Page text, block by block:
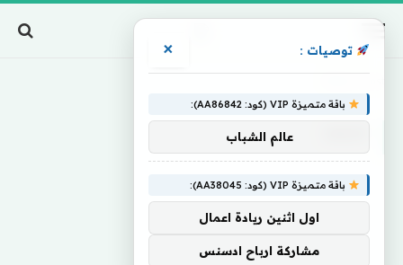
توصيات : ×
باقة متميزة VIP (كود: AA86842):
عالم الشباب
باقة متميزة VIP (كود: AA38045):
اول اثنين ريادة اعمال
مشاركة ارباح ادسنس